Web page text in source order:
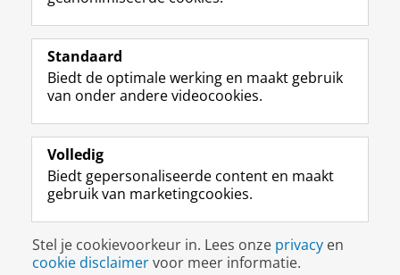
Uw Business Partner: Executive onderwijs (UBGS)
Uw Business Partner: Werken met studenten
Faculteit Economie en Bedrijfskunde
Disclaimer & Copyright
Inloggen
Standaard
Biedt de optimale werking en maakt gebruik
van onder andere videocookies.
Volledig
Biedt gepersonaliseerde content en maakt
gebruik van marketingcookies.
Stel je cookievoorkeur in. Lees onze privacy en
cookie disclaimervoor meer informatie.